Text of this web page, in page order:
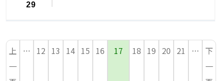
29
上
一
… 12 13 14 15 16 17 18 19 20 21 … 下
一